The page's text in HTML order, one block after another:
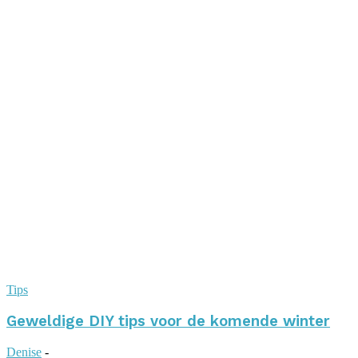
Tips
Geweldige DIY tips voor de komende winter
Denise -